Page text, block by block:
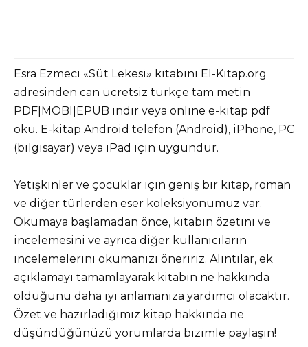
Esra Ezmeci «Süt Lekesi» kitabını El-Kitap.org
adresinden can ücretsiz türkçe tam metin
PDF|MOBI|EPUB indir veya online e-kitap pdf
oku. E-kitap Android telefon (Android), iPhone, PC
(bilgisayar) veya iPad için uygundur.
Yetişkinler ve çocuklar için geniş bir kitap, roman
ve diğer türlerden eser koleksiyonumuz var.
Okumaya başlamadan önce, kitabın özetini ve
incelemesini ve ayrıca diğer kullanıcıların
incelemelerini okumanızı öneririz. Alıntılar, ek
açıklamayı tamamlayarak kitabın ne hakkında
olduğunu daha iyi anlamanıza yardımcı olacaktır.
Özet ve hazırladığımız kitap hakkında ne
düşündüğünüzü yorumlarda bizimle paylaşın!